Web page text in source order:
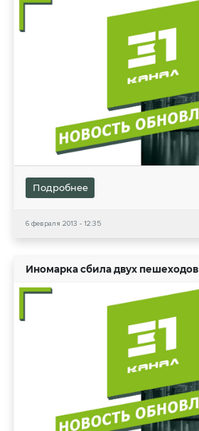
Подробнее
6 февраля 2013 - 12:35
Иномарка сбила двух пешеходов